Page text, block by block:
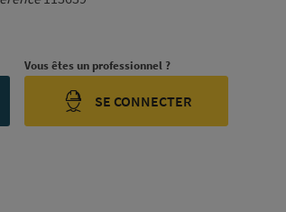
Vous êtes un professionnel ?
SE CONNECTER